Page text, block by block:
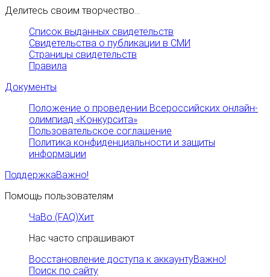
Делитесь своим творчество...
Список выданных свидетельств
Свидетельства о публикации в СМИ
Страницы свидетельств
Правила
Документы
Положение о проведении Всероссийских онлайн-
олимпиад «Конкурсита»
Пользовательское соглашение
Политика конфиденциальности и защиты
информации
ПоддержкаВажно!
Помощь пользователям
ЧаВо (FAQ)Хит
Нас часто спрашивают
Восстановление доступа к аккаунтуВажно!
Поиск по сайту